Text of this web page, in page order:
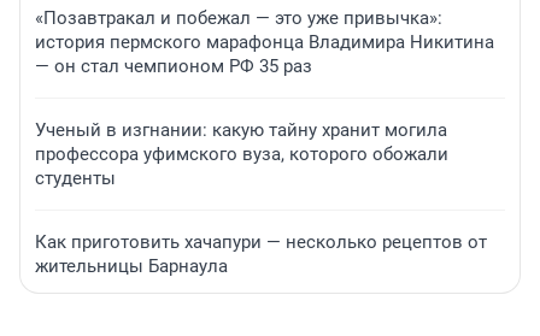
«Позавтракал и побежал — это уже привычка»:
история пермского марафонца Владимира Никитина
— он стал чемпионом РФ 35 раз
Ученый в изгнании: какую тайну хранит могила
профессора уфимского вуза, которого обожали
студенты
Как приготовить хачапури — несколько рецептов от
жительницы Барнаула